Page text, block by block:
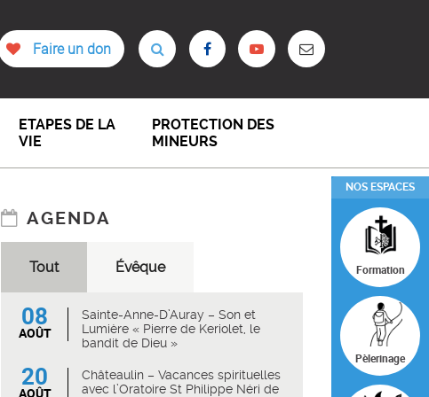
Faire un don
ETAPES DE LA
VIE
PROTECTION DES
MINEURS
NOS ESPACES
Formation
Pèlerinage
AGENDA
Tout Évêque
08
AOÛT
Sainte-Anne-D’Auray – Son et
Lumière « Pierre de Keriolet, le
bandit de Dieu »
20
AOÛT
Châteaulin – Vacances spirituelles
avec l’Oratoire St Philippe Néri de